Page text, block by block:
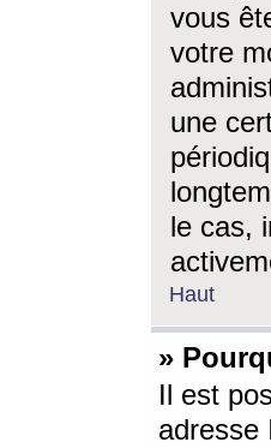
vous
votre
une
le cas,
Haut
»
Il est
adresse